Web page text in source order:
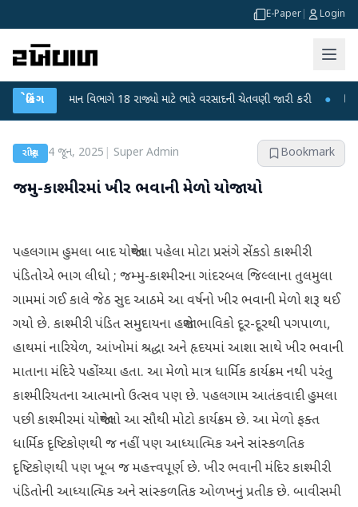
E-Paper Login
બ્રેકિંગ
હવામાન વિભાગે 18 રાજ્યો માટે ભારે વરસાદની ચેતવણી જારી કરી ● સિદ્ધપુરથી
રાષ્ટ્રીય 4 જૂન, 2025 Super Admin Bookmark
જમ્‍મુ-કાશ્‍મીરમાં ખીર ભવાની મેળો યોજાયો
પહલગામ હુમલા બાદ યોજાયેલા પહેલા મોટા પ્રસંગે સેંકડો કાશ્‍મીરી
પંડિતોએ ભાગ લીધો ; જમ્‍મુ-કાશ્‍મીરના ગાંદરબલ જિલ્લાના તુલમુલા
ગામમાં ગઈ કાલે જેઠ સુદ આઠમે આ વર્ષનો ખીર ભવાની મેળો શરૂ થઈ
ગયો છે. કાશ્‍મીરી પંડિત સમુદાયના હજારો ભાવિકો દૂર-દૂરથી પગપાળા,
હાથમાં નારિયેળ, આંખોમાં શ્રદ્ધા અને હૃદયમાં આશા સાથે ખીર ભવાની
માતાના મંદિરે પહોંચ્‍યા હતા. આ મેળો માત્ર ધાર્મિક કાર્યક્રમ નથી પરંતુ
કાશ્‍મીરિયતના આત્‍માનો ઉત્‍સવ પણ છે. પહલગામ આતંકવાદી હુમલા
પછી કાશ્‍મીરમાં યોજાયેલો આ સૌથી મોટો કાર્યક્રમ છે. આ મેળો ફક્‍ત
ધાર્મિક દૃષ્ટિકોણથી જ નહીં પણ આધ્‍યાત્‍મિક અને સાંસ્‍કળતિક
દૃષ્ટિકોણથી પણ ખૂબ જ મહત્ત્વપૂર્ણ છે. ખીર ભવાની મંદિર કાશ્‍મીરી
પંડિતોની આધ્‍યાત્‍મિક અને સાંસ્‍કળતિક ઓળખનું પ્રતીક છે. બાવીસમી